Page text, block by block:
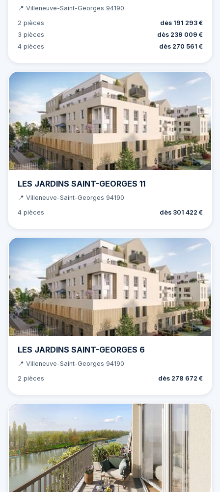
📍 Villeneuve-Saint-Georges 94190
2 pièces
dès 191 293 €
3 pièces
dès 239 009 €
4 pièces
dès 270 561 €
LES JARDINS SAINT-GEORGES 11
📍 Villeneuve-Saint-Georges 94190
4 pièces
dès 301 422 €
LES JARDINS SAINT-GEORGES 6
📍 Villeneuve-Saint-Georges 94190
2 pièces
dès 278 672 €